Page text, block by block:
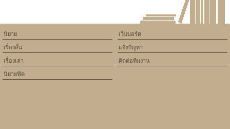
เว็บบอร์ด
แจ้งปัญหา
ติดต่อทีมงาน
นิยาย
เรื่องสั้น
เรื่องเล่า
นิยายฟิค